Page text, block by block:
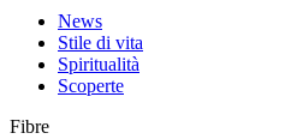
News
Stile di vita
Spiritualità
Scoperte
Fibre